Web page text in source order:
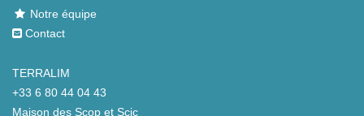
Notre équipe
Contact
TERRALIM
+33 6 80 44 04 43
Maison des Scop et Scic